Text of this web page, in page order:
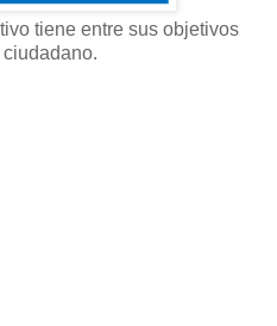
tiene entre sus objetivos